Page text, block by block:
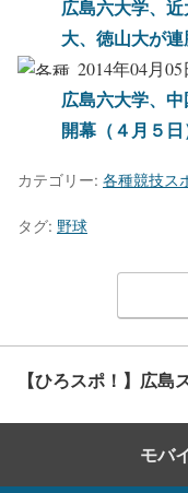
広島六大学、
大、徳山大が連
2014年04月05
広島六大学、
開幕（４月５日
カテゴリー: 各種競技ス
タグ: 野球
【ひろスポ！】広
モバ